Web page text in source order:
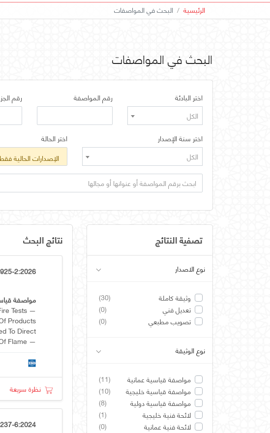
الرئيسية البحث في المواصفات
البحث في المواصفات
اختر البادئة
الكل
رقم المواصفة رقم
اختر سنة الإصدار
الكل
اختر الحالة
تصفية النتائج
نوع الاصدار
وثيقة كاملة
(30)
تعديل فني
(0)
تصويب مطبعي
(0)
نوع الوثيقة
مواصفة قياسية عمانية
(11)
مواصفة قياسية خليجية
(10)
مواصفة قياسية دولية
(8)
لائحة فنية خليجية
(1)
لائحة فنية عمانية
(0)
نتائج البحث
2:2026
مواصفة
Tests —
Products
To Direct
Flame —
Source Test
نظرة سريعة
6:2024